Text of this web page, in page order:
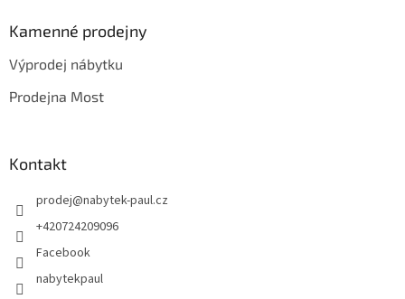
Kamenné prodejny
Výprodej nábytku
Prodejna Most
Kontakt
prodej@nabytek-paul.cz
+420724209096
Facebook
nabytekpaul